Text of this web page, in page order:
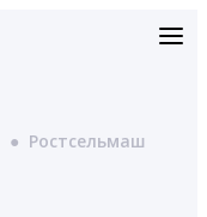
● Ростсельмаш